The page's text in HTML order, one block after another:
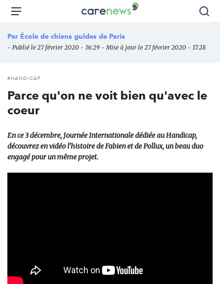
Aller
principal
Carenews,
média
des
Menu
Par École de chiens guides de Paris
- Publié le 27 février 2020 - 16:29 - Mise à jour le 27 février 2020 - 17:28
#HANDICAP
Parce qu'on ne voit bien qu'avec le
coeur
En ce 3 décembre, Journée Internationale dédiée au Handicap,
découvrez en vidéo l’histoire de Fabien et de Pollux, un beau duo
engagé pour un même projet.